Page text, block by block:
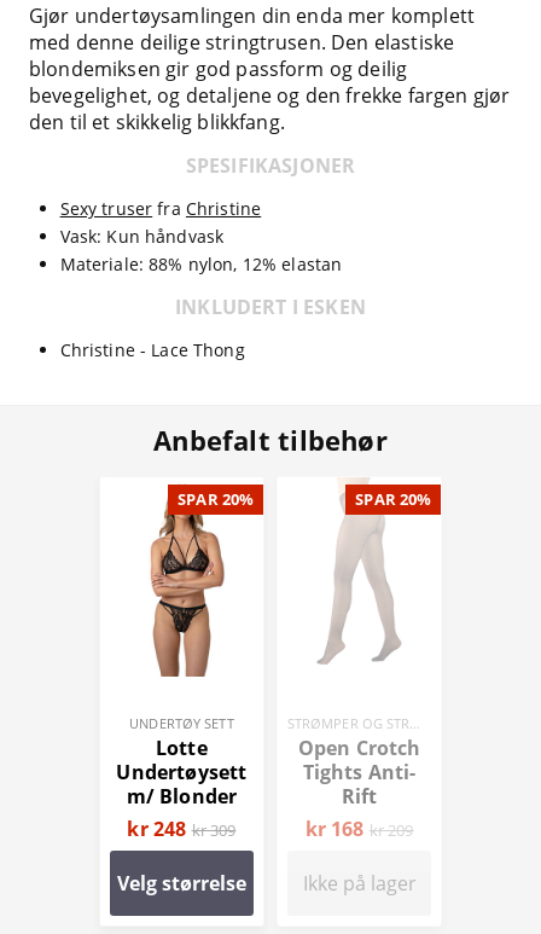
Gjør undertøysamlingen din enda mer komplett
med denne deilige stringtrusen. Den elastiske
blondemiksen gir god passform og deilig
bevegelighet, og detaljene og den frekke fargen gjør
den til et skikkelig blikkfang.
SPESIFIKASJONER
Sexy truser fra Christine
Vask: Kun håndvask
Materiale: 88% nylon, 12% elastan
INKLUDERT I ESKEN
Christine - Lace Thong
Anbefalt tilbehør
SPAR 20%
UNDERTØY SETT
Lotte
Undertøysett
m/ Blonder
kr 248 kr 309
Velg størrelse
SPAR 20%
Open Crotch
Tights Anti-
Rift
kr 168 kr 209
Ikke på lager